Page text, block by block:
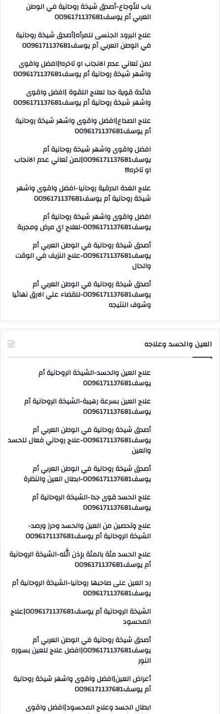
باب للأوجاع-أصدق شيخة روحانية في الوطن
العربي أم يوسف0096171137681
علاج البرود الجنسى للمرأه|أصدق شيخة روحانية
في الوطن العربي أم يوسف0096171137681
لمن تعاني عدم الانجاب او تاخره!|افضل واقوى
واشهر شيخة روحانية أم يوسف0096171137681
فائدة قوية جدا لعلاج اللقوة |افضل واقوى
واشهر شيخة روحانية أم يوسف0096171137681
علاج الصداع|افضل واقوى واشهر شيخة روحانية
أم يوسف0096171137681
افضل واقوى واشهر شيخة روحانية أم
يوسف0096171137681|لمن تعاني عدم الانجاب
او تاخره!!!
علاج الغدة الدرقية روحانيا-افضل واقوى واشهر
شيخة روحانية أم يوسف0096171137681
افضل واقوى واشهر شيخة روحانية أم
يوسف0096171137681-لعلاج اي مرض ومجربة
أصدق شيخة روحانية في الوطن العربي أم
يوسف0096171137681-علاج النزيف في الوقت
والحال
أصدق شيخة روحانية في الوطن العربي أم
يوسف0096171137681-للقضاء علي الارق نهائيا
وشوف النتيجه
العين والحسد وعلاجه
علاج العين والحسد-الشيخة الروحانية أم
يوسف0096171137681
علاج العين بسرعة رهيبة-الشيخة الروحانية أم
يوسف0096171137681
أصدق شيخة روحانية في الوطن العربي أم
يوسف0096171137681-علاج روحاني فعال للحسد
والعين
أصدق شيخة روحانية في الوطن العربي أم
يوسف0096171137681-ابطال العين والنظرة
علاج الحسد قوى جدا-الشيخة الروحانية أم
يوسف0096171137681
علاج وتحصين من العين والحسد وحرز ورصد-
الشيخة الروحانية أم يوسف0096171137681
علاج الحسد مئة بالمئة بإذن الله-الشيخة الروحانية
أم يوسف0096171137681
رد العين على صاحبها روحانيا-الشيخة الروحانية أم
يوسف0096171137681
الشيخة الروحانية أم يوسف0096171137681|علاج
المحسود
أصدق شيخة روحانية في الوطن العربي أم
يوسف0096171137681|افضل علاج للعين بسوره
النور
أعراض العين|افضل واقوى واشهر شيخة روحانية
أم يوسف0096171137681
ابطال الحسد وعلاج المحسود|افضل واقوى